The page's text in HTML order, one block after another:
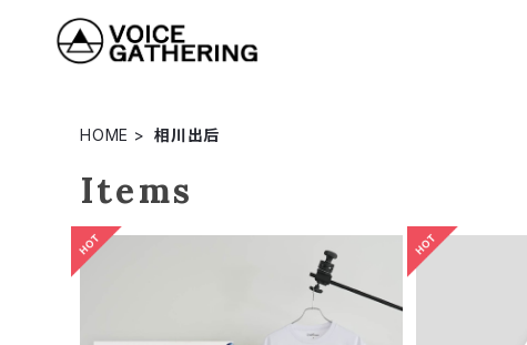
HOME 相川出后
Items